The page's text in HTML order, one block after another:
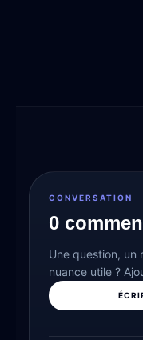
CONVERSATION
0
Une question, un
nuance utile ?